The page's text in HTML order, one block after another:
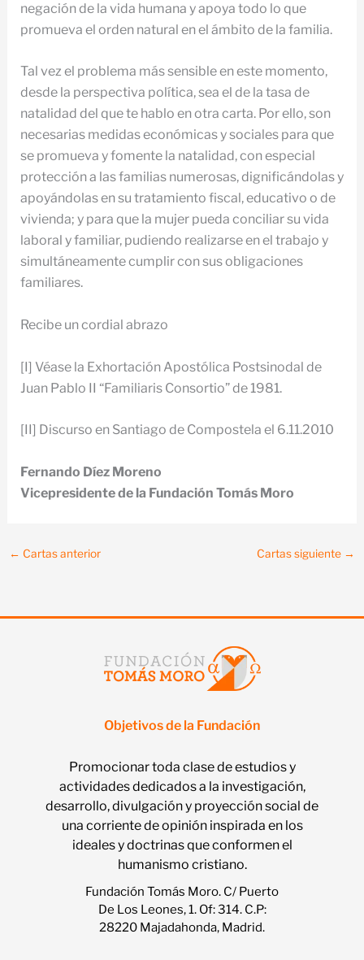
negación de la vida humana y apoya todo lo que
promueva el orden natural en el ámbito de la familia.
Tal vez el problema más sensible en este momento,
desde la perspectiva política, sea el de la tasa de
natalidad del que te hablo en otra carta. Por ello, son
necesarias medidas económicas y sociales para que
se promueva y fomente la natalidad, con especial
protección a las familias numerosas, dignificándolas y
apoyándolas en su tratamiento fiscal, educativo o de
vivienda; y para que la mujer pueda conciliar su vida
laboral y familiar, pudiendo realizarse en el trabajo y
simultáneamente cumplir con sus obligaciones
familiares.
Recibe un cordial abrazo
[I] Véase la Exhortación Apostólica Postsinodal de
Juan Pablo II “Familiaris Consortio” de 1981.
[II] Discurso en Santiago de Compostela el 6.11.2010
Fernando Díez Moreno
Vicepresidente de la Fundación Tomás Moro
← Cartas anterior Cartas siguiente →
Objetivos de la Fundación
Promocionar toda clase de estudios y
actividades dedicados a la investigación,
desarrollo, divulgación y proyección social de
una corriente de opinión inspirada en los
ideales y doctrinas que conformen el
humanismo cristiano.
Fundación Tomás Moro. C/ Puerto
De Los Leones, 1. Of: 314. C.P:
28220 Majadahonda, Madrid.